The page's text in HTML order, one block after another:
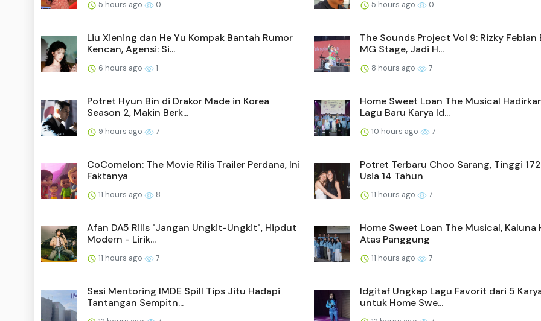
5 hours ago 0 5 hours ago 0
Liu Xiening dan He Yu Kompak Bantah Rumor
Kencan, Agensi: Si...
6 hours ago 1
The Sounds Project Vol 9: Rizky Febian
MG Stage, Jadi H...
8 hours ago 7
Potret Hyun Bin di Drakor Made in Korea
Season 2, Makin Berk...
9 hours ago 7
Home Sweet Loan The Musical
Lagu Baru Karya Id...
10 hours ago 7
CoComelon: The Movie Rilis Trailer Perdana, Ini
Faktanya
11 hours ago 8
Potret Terbaru Choo Sarang, Tinggi
Usia 14 Tahun
11 hours ago 7
Afan DA5 Rilis "Jangan Ungkit-Ungkit", Hipdut
Modern - Lirik...
11 hours ago 7
Home Sweet Loan The Musical, Kaluna
Atas Panggung
11 hours ago 7
Sesi Mentoring IMDE Spill Tips Jitu Hadapi
Tantangan Sempitn...
Idgitaf Ungkap Lagu Favorit dari 5
untuk Home Swe...